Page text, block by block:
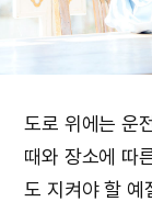
도로 위에는 운
때와 장소에 따
도 지켜야 할 예